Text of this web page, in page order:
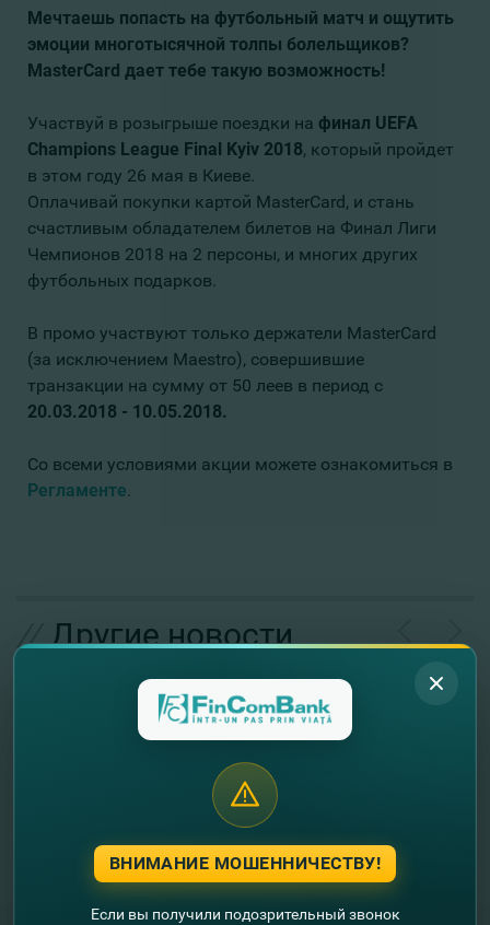
Мечтаешь попасть на футбольный матч и ощутить
эмоции многотысячной толпы болельщиков?
MasterCard дает тебе такую возможность!
Участвуй в розыгрыше поездки на финал UEFA
Champions League Final Kyiv 2018, который пройдет
в этом году 26 мая в Киеве.
Оплачивай покупки картой MasterCard, и стань
счастливым обладателем билетов на Финал Лиги
Чемпионов 2018 на 2 персоны, и многих других
футбольных подарков.
В промо участвуют только держатели MasterCard
(за исключением Maestro), совершившие
транзакции на сумму от 50 леев в период с
20.03.2018 - 10.05.2018.
Со всеми условиями акции можете ознакомиться в
Регламенте.
// Другие новости
ВНИМАНИЕ МОШЕННИЧЕСТВУ!
Если вы получили подозрительный звонок